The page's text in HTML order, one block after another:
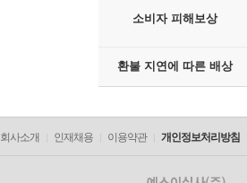
소비자 피해보상
환불 지연에 따른 배상
회사소개 인재채용 이용약관 개인정보처리방침